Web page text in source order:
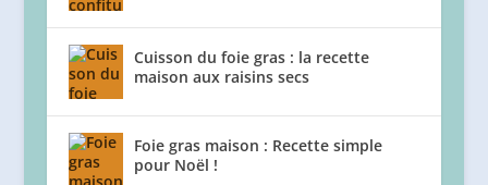
Cuisson du foie gras : la recette
maison aux raisins secs
Foie gras maison : Recette simple
pour Noël !